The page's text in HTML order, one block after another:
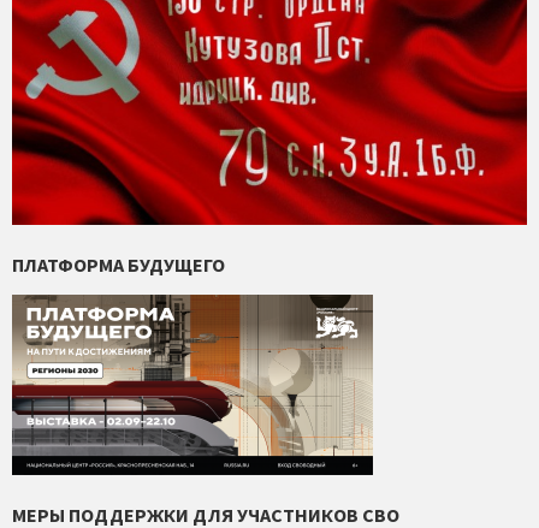
ПЛАТФОРМА БУДУЩЕГО
МЕРЫ ПОДДЕРЖКИ ДЛЯ УЧАСТНИКОВ СВО